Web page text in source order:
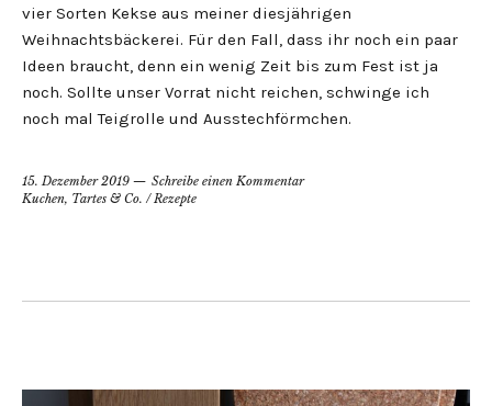
vier Sorten Kekse aus meiner diesjährigen
Weihnachtsbäckerei. Für den Fall, dass ihr noch ein paar
Ideen braucht, denn ein wenig Zeit bis zum Fest ist ja
noch. Sollte unser Vorrat nicht reichen, schwinge ich
noch mal Teigrolle und Ausstechförmchen.
15. Dezember 2019
Schreibe einen Kommentar
Kuchen, Tartes & Co. / Rezepte